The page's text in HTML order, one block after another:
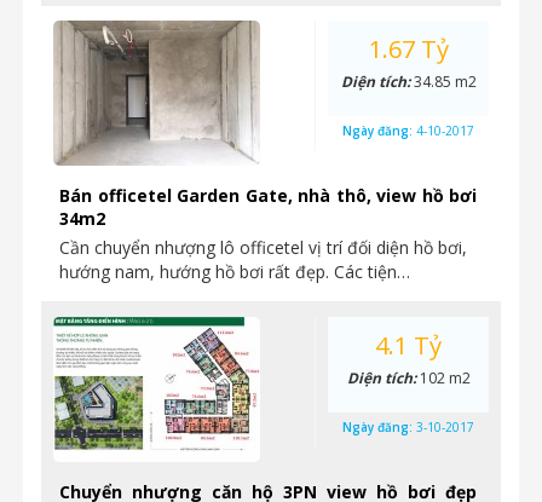
Bán officetel Garden Gate, nhà thô, view hồ bơi
34m2
Cần chuyển nhượng lô officetel vị trí đối diện hồ bơi,
hướng nam, hướng hồ bơi rất đẹp. Các tiện…
1.67 Tỷ
Diện tích:34.85 m2
Ngày đăng: 4-10-2017
Chuyển nhượng căn hộ 3PN view hồ bơi đẹp
4.1 Tỷ
Diện tích:102 m2
Ngày đăng: 3-10-2017